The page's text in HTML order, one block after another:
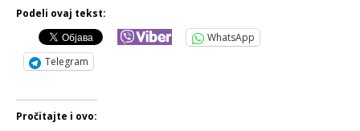
Podeli ovaj tekst:
WhatsApp
Telegram
Pročitajte i ovo: